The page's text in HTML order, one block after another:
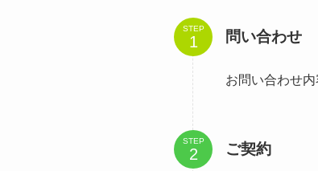
STEP 問い合わせ
お問い合わせ
STEP ご契約